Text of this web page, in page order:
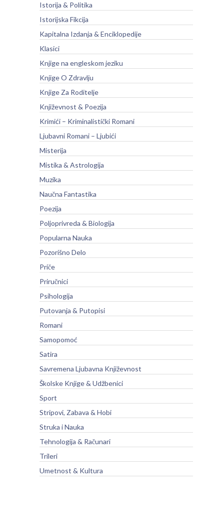
Istorija & Politika
Istorijska Fikcija
Kapitalna Izdanja & Enciklopedije
Klasici
Knjige na engleskom jeziku
Knjige O Zdravlju
Knjige Za Roditelje
Književnost & Poezija
Krimići – Kriminalistički Romani
Ljubavni Romani – Ljubići
Misterija
Mistika & Astrologija
Muzika
Naučna Fantastika
Poezija
Poljoprivreda & Biologija
Popularna Nauka
Pozorišno Delo
Priče
Priručnici
Psihologija
Putovanja & Putopisi
Romani
Samopomoć
Satira
Savremena Ljubavna Književnost
Školske Knjige & Udžbenici
Sport
Stripovi, Zabava & Hobi
Struka i Nauka
Tehnologija & Računari
Trileri
Umetnost & Kultura